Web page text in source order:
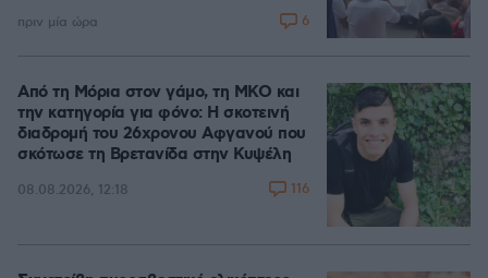
πριν μία ώρα 6
Από τη Μόρια στον γάμο, τη ΜΚΟ και
την κατηγορία για φόνο: Η σκοτεινή
διαδρομή του 26χρονου Αφγανού που
σκότωσε τη Βρετανίδα στην Κυψέλη
08.08.2026, 12:18 116